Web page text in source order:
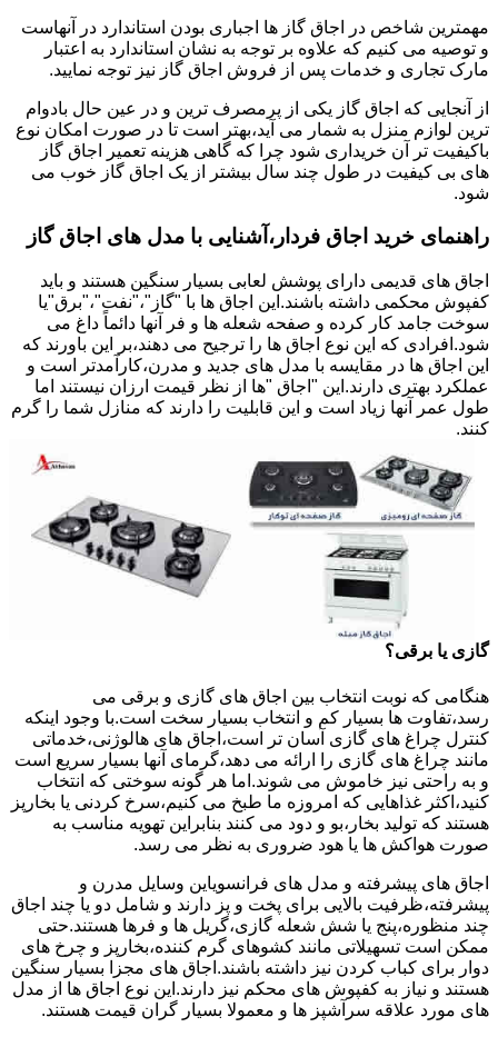
مهمترین شاخص در اجاق گاز ها اجباری بودن استاندارد در آنهاست
و توصیه می کنیم که علاوه بر توجه به نشان استاندارد به اعتبار
مارک تجاری و خدمات پس از فروش اجاق گاز نیز توجه نمایید.
از آنجایی که اجاق گاز یکی از پرمصرف ترین و در عین حال بادوام
ترین لوازم منزل به شمار می آید،بهتر است تا در صورت امکان نوع
باکیفیت تر آن خریداری شود چرا که گاهی هزینه تعمیر اجاق گاز
های بی کیفیت در طول چند سال بیشتر از یک اجاق گاز خوب می
شود.
راهنمای خرید اجاق فردار،آشنایی با مدل های اجاق گاز
اجاق های قدیمی دارای پوشش لعابی بسیار سنگین هستند و باید
کفپوش محکمی داشته باشند.این اجاق ها با "گاز"،"نفت"،"برق"یا
سوخت جامد کار کرده و صفحه شعله ها و فر آنها دائماً داغ می
شود.افرادی که این نوع اجاق ها را ترجیح می دهند،بر این باورند که
این اجاق ها در مقایسه با مدل های جدید و مدرن،کارآمدتر است و
عملکرد بهتری دارند.این "اجاق "ها از نظر قیمت ارزان نیستند اما
طول عمر آنها زیاد است و این قابلیت را دارند که منازل شما را گرم
کنند.
گازی یا برقی؟
هنگامی که نوبت انتخاب بین اجاق های گازی و برقی می
رسد،تفاوت ها بسیار کم و انتخاب بسیار سخت است.با وجود اینکه
کنترل چراغ های گازی آسان تر است،اجاق های هالوژنی،خدماتی
مانند چراغ های گازی را ارائه می دهد،گرمای آنها بسیار سریع است
و به راحتی نیز خاموش می شوند.اما هر گونه سوختی که انتخاب
کنید،اکثر غذاهایی که امروزه ما طبخ می کنیم،سرخ کردنی یا بخارپز
هستند که تولید بخار،بو و دود می کنند بنابراین تهویه مناسب به
صورت هواکش ها یا هود ضروری به نظر می رسد.
اجاق های پیشرفته و مدل های فرانسویاین وسایل مدرن و
پیشرفته،ظرفیت بالایی برای پخت و پز دارند و شامل دو یا چند اجاق
چند منظوره،پنج یا شش شعله گازی،گریل ها و فرها هستند.حتی
ممکن است تسهیلاتی مانند کشوهای گرم کننده،بخارپز و چرخ های
دوار برای کباب کردن نیز داشته باشند.اجاق های مجزا بسیار سنگین
هستند و نیاز به کفپوش های محکم نیز دارند.این نوع اجاق ها از مدل
های مورد علاقه سرآشپز ها و معمولا بسیار گران قیمت هستند.